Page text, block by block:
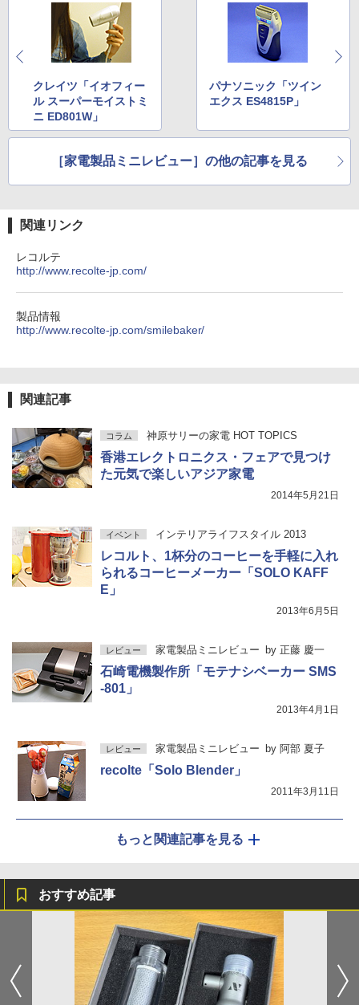
クレイツ「イオフィー
ル スーパーモイストミ
ニ ED801W」
パナソニック「ツイン
エクス ES4815P」
［家電製品ミニレビュー］の他の記事を見る
関連リンク
レコルテ
http://www.recolte-jp.com/
製品情報
http://www.recolte-jp.com/smilebaker/
関連記事
コラム 神原サリーの家電 HOT TOPICS
香港エレクトロニクス・フェアで見つけ
た元気で楽しいアジア家電
2014年5月21日
イベント インテリアライフスタイル 2013
レコルト、1杯分のコーヒーを手軽に入れ
られるコーヒーメーカー「SOLO KAFF
E」
2013年6月5日
レビュー 家電製品ミニレビュー by 正藤 慶一
石崎電機製作所「モテナシベーカー SMS
-801」
2013年4月1日
レビュー 家電製品ミニレビュー by 阿部 夏子
recolte「Solo Blender」
2011年3月11日
もっと関連記事を見る
おすすめ記事